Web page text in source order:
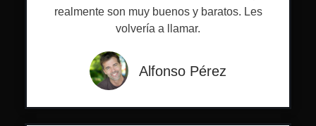
realmente son muy buenos y baratos. Les
volvería a llamar.
Alfonso Pérez